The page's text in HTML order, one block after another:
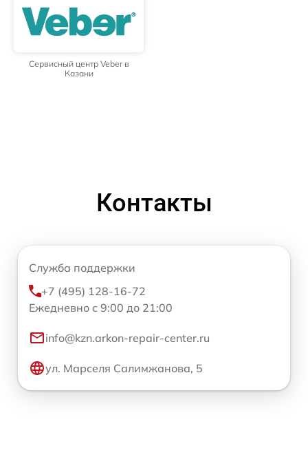
Сервисный центр Veber в
Казани
Контакты
Служба поддержки
+7 (495) 128-16-72
Ежедневно с 9:00 до 21:00
info@kzn.arkon-repair-center.ru
ул. Марселя Салимжанова, 5